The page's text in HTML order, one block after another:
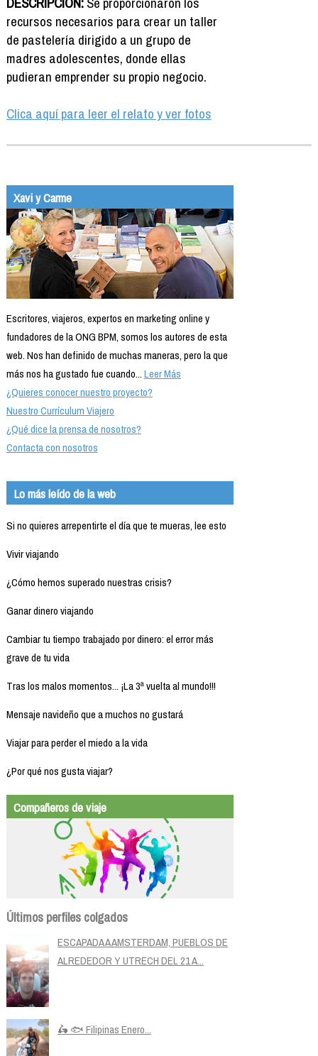
recursos necesarios para crear un taller
de pastelería dirigido a un grupo de
madres adolescentes, donde ellas
pudieran emprender su propio negocio.
Clica aquí para leer el relato y ver fotos
Xavi y Carme
Escritores, viajeros, expertos en marketing online y
fundadores de la ONG BPM, somos los autores de esta
web. Nos han definido de muchas maneras, pero la que
más nos ha gustado fue cuando...Leer Más
¿Quieres conocer nuestro proyecto?
Nuestro Currículum Viajero
¿Qué dice la prensa de nosotros?
Contacta con nosotros
Lo más leído de la web
Si no quieres arrepentirte el día que te mueras, lee esto
Vivir viajando
¿Cómo hemos superado nuestras crisis?
Ganar dinero viajando
Cambiar tu tiempo trabajado por dinero: el error más
grave de tu vida
Tras los malos momentos... ¡La 3ª vuelta al mundo!!!
Mensaje navideño que a muchos no gustará
Viajar para perder el miedo a la vida
¿Por qué nos gusta viajar?
Compañeros de viaje
Últimos perfiles colgados
ESCAPADA A AMSTERDAM, PUEBLOS DE
ALREDEDOR Y UTRECH DEL 21 A...
🛵 🐟 Filipinas Enero...